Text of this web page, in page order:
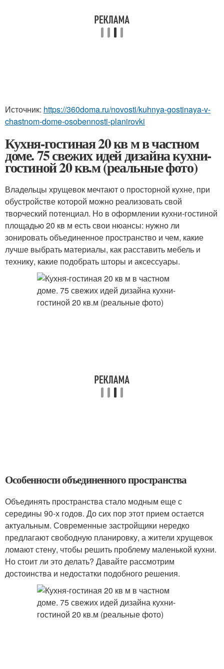
Источник: https://360doma.ru/novosti/kuhnya-gostinaya-v-
chastnom-dome-osobennosti-planirovki
Кухня-гостиная 20 кв м в частном
доме. 75 свежих идей дизайна кухни-
гостиной 20 кв.м (реальные фото)
Владельцы хрущевок мечтают о просторной кухне, при
обустройстве которой можно реализовать свой
творческий потенциал. Но в оформлении кухни-гостиной
площадью 20 кв м есть свои нюансы: нужно ли
зонировать объединенное пространство и чем, какие
лучше выбрать материалы, как расставить мебель и
технику, какие подобрать шторы и аксессуары.
Особенности объединенного пространства
Объединять пространства стало модным еще с
середины 90-х годов. До сих пор этот прием остается
актуальным. Современные застройщики нередко
предлагают свободную планировку, а жители хрущевок
ломают стену, чтобы решить проблему маленькой кухни.
Но стоит ли это делать? Давайте рассмотрим
достоинства и недостатки подобного решения.